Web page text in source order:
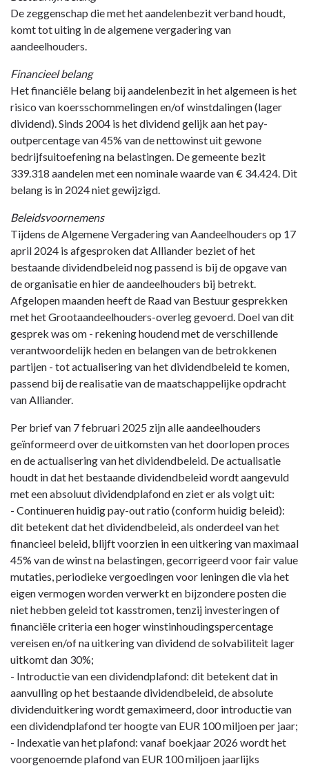
Alliander
De zeggenschap die met het aandelenbezit verband houdt,
komt tot uiting in de algemene vergadering van
aandeelhouders.
Financieel belang
Het financiële belang bij aandelenbezit in het algemeen is het
risico van koersschommelingen en/of winstdalingen (lager
dividend). Sinds 2004 is het dividend gelijk aan het pay-
outpercentage van 45% van de nettowinst uit gewone
bedrijfsuitoefening na belastingen. De gemeente bezit
339.318 aandelen met een nominale waarde van € 34.424. Dit
belang is in 2024 niet gewijzigd.
Beleidsvoornemens
Tijdens de Algemene Vergadering van Aandeelhouders op 17
april 2024 is afgesproken dat Alliander beziet of het
bestaande dividendbeleid nog passend is bij de opgave van
de organisatie en hier de aandeelhouders bij betrekt.
Afgelopen maanden heeft de Raad van Bestuur gesprekken
met het Grootaandeelhouders-overleg gevoerd. Doel van dit
gesprek was om - rekening houdend met de verschillende
verantwoordelijk heden en belangen van de betrokkenen
partijen - tot actualisering van het dividendbeleid te komen,
passend bij de realisatie van de maatschappelijke opdracht
van Alliander.
Per brief van 7 februari 2025 zijn alle aandeelhouders
geïnformeerd over de uitkomsten van het doorlopen proces
en de actualisering van het dividendbeleid. De actualisatie
houdt in dat het bestaande dividendbeleid wordt aangevuld
met een absoluut dividendplafond en ziet er als volgt uit:
- Continueren huidig pay-out ratio (conform huidig beleid):
dit betekent dat het dividendbeleid, als onderdeel van het
financieel beleid, blijft voorzien in een uitkering van maximaal
45% van de winst na belastingen, gecorrigeerd voor fair value
mutaties, periodieke vergoedingen voor leningen die via het
eigen vermogen worden verwerkt en bijzondere posten die
niet hebben geleid tot kasstromen, tenzij investeringen of
financiële criteria een hoger winstinhoudingspercentage
vereisen en/of na uitkering van dividend de solvabiliteit lager
uitkomt dan 30%;
- Introductie van een dividendplafond: dit betekent dat in
aanvulling op het bestaande dividendbeleid, de absolute
dividenduitkering wordt gemaximeerd, door introductie van
een dividendplafond ter hoogte van EUR 100 miljoen per jaar;
- Indexatie van het plafond: vanaf boekjaar 2026 wordt het
voorgenoemde plafond van EUR 100 miljoen jaarlijks